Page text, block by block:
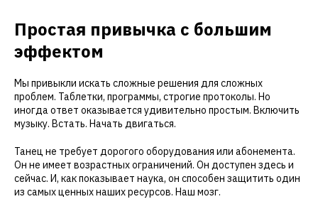
Простая привычка с большим
эффектом
Мы привыкли искать сложные решения для сложных
проблем. Таблетки, программы, строгие протоколы. Но
иногда ответ оказывается удивительно простым. Включить
музыку. Встать. Начать двигаться.
Танец не требует дорогого оборудования или абонемента.
Он не имеет возрастных ограничений. Он доступен здесь и
сейчас. И, как показывает наука, он способен защитить один
из самых ценных наших ресурсов. Наш мозг.